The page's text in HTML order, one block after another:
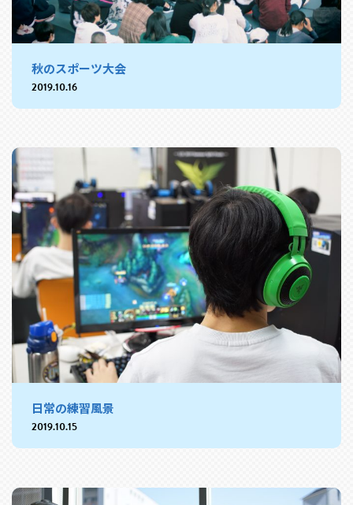
秋のスポーツ大会
2019.10.16
日常の練習風景
2019.10.15